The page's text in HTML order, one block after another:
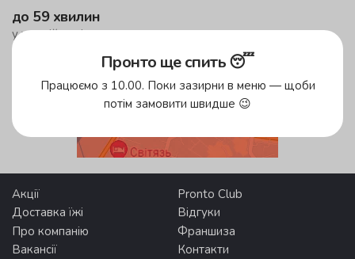
до 59 хвилин
у жовтій зоні
безкоштовна доставка
від 500 грн
Акції
Pronto Club
Доставка їжі
Відгуки
Про компанію
Франшиза
Вакансії
Контакти
Пронто ще спить 😴
Працюємо з 10.00. Поки зазирни в меню — щоби
потім замовити швидше 😉